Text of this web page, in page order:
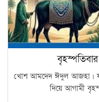
খোশ আমদেদ ঈদুল আজহা।
দিয়ে আগামী